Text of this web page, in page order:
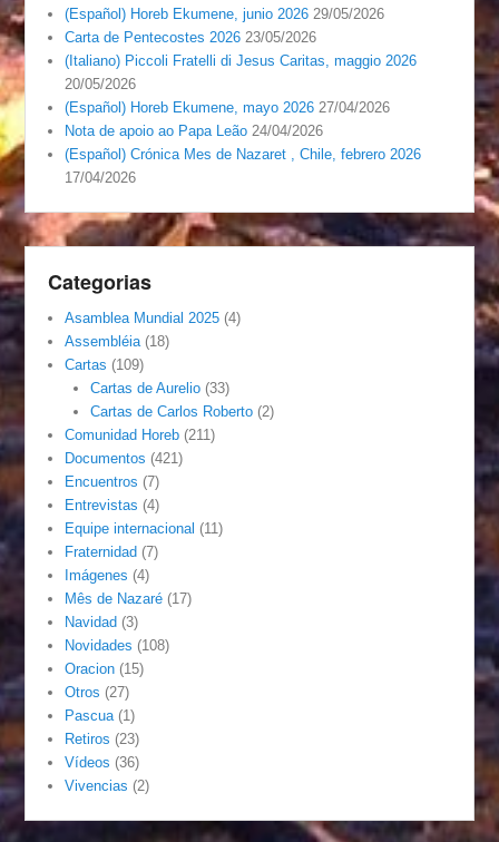
(Español) Horeb Ekumene, junio 2026 29/05/2026
Carta de Pentecostes 2026 23/05/2026
(Italiano) Piccoli Fratelli di Jesus Caritas, maggio 2026
20/05/2026
(Español) Horeb Ekumene, mayo 2026 27/04/2026
Nota de apoio ao Papa Leão 24/04/2026
(Español) Crónica Mes de Nazaret , Chile, febrero 2026
17/04/2026
Categorias
Asamblea Mundial 2025 (4)
Assembléia (18)
Cartas (109)
Cartas de Aurelio(33)
Cartas de Carlos Roberto(2)
Comunidad Horeb (211)
Documentos (421)
Encuentros (7)
Entrevistas (4)
Equipe internacional (11)
Fraternidad (7)
Imágenes (4)
Mês de Nazaré (17)
Navidad (3)
Novidades (108)
Oracion (15)
Otros (27)
Pascua (1)
Retiros (23)
Vídeos (36)
Vivencias (2)